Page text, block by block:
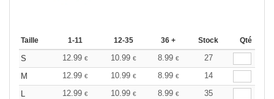
Taille 1-11 12-35 36 + Stock Qté
S 12.99 € 10.99 € 8.99 €
27
M
12.99 € 10.99 € 8.99 €
14
L
12.99 € 10.99 € 8.99 €
35